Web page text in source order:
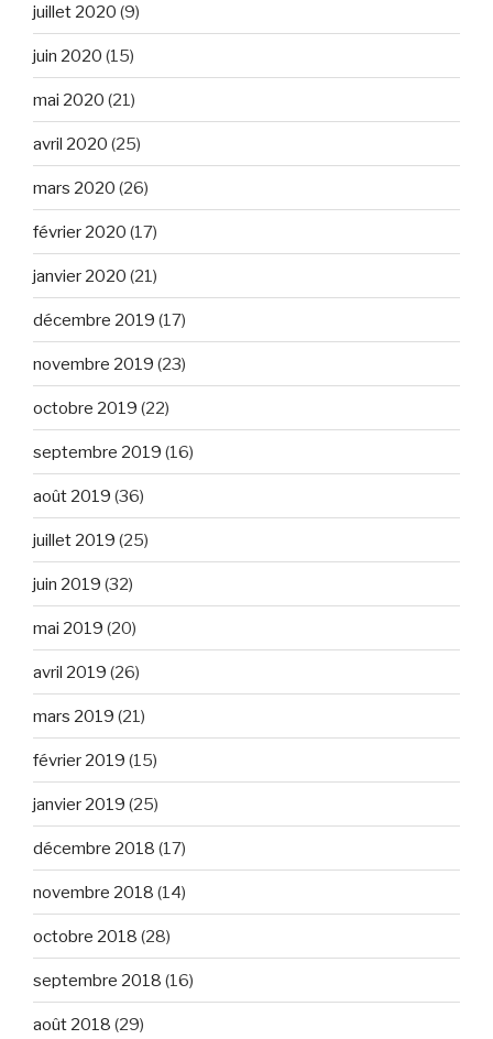
juillet 2020 (9)
juin 2020 (15)
mai 2020 (21)
avril 2020 (25)
mars 2020 (26)
février 2020 (17)
janvier 2020 (21)
décembre 2019 (17)
novembre 2019 (23)
octobre 2019 (22)
septembre 2019 (16)
août 2019 (36)
juillet 2019 (25)
juin 2019 (32)
mai 2019 (20)
avril 2019 (26)
mars 2019 (21)
février 2019 (15)
janvier 2019 (25)
décembre 2018 (17)
novembre 2018 (14)
octobre 2018 (28)
septembre 2018 (16)
août 2018 (29)